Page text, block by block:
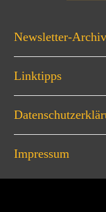
Newsletter-Archiv
Linktipps
Impressum